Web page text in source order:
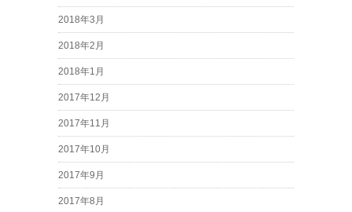
2018年3月
2018年2月
2018年1月
2017年12月
2017年11月
2017年10月
2017年9月
2017年8月